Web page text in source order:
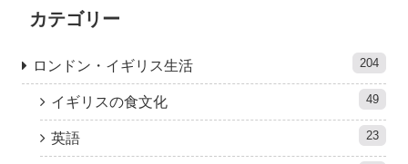
カテゴリー
ロンドン・イギリス生活 204
イギリスの食文化 49
英語 23